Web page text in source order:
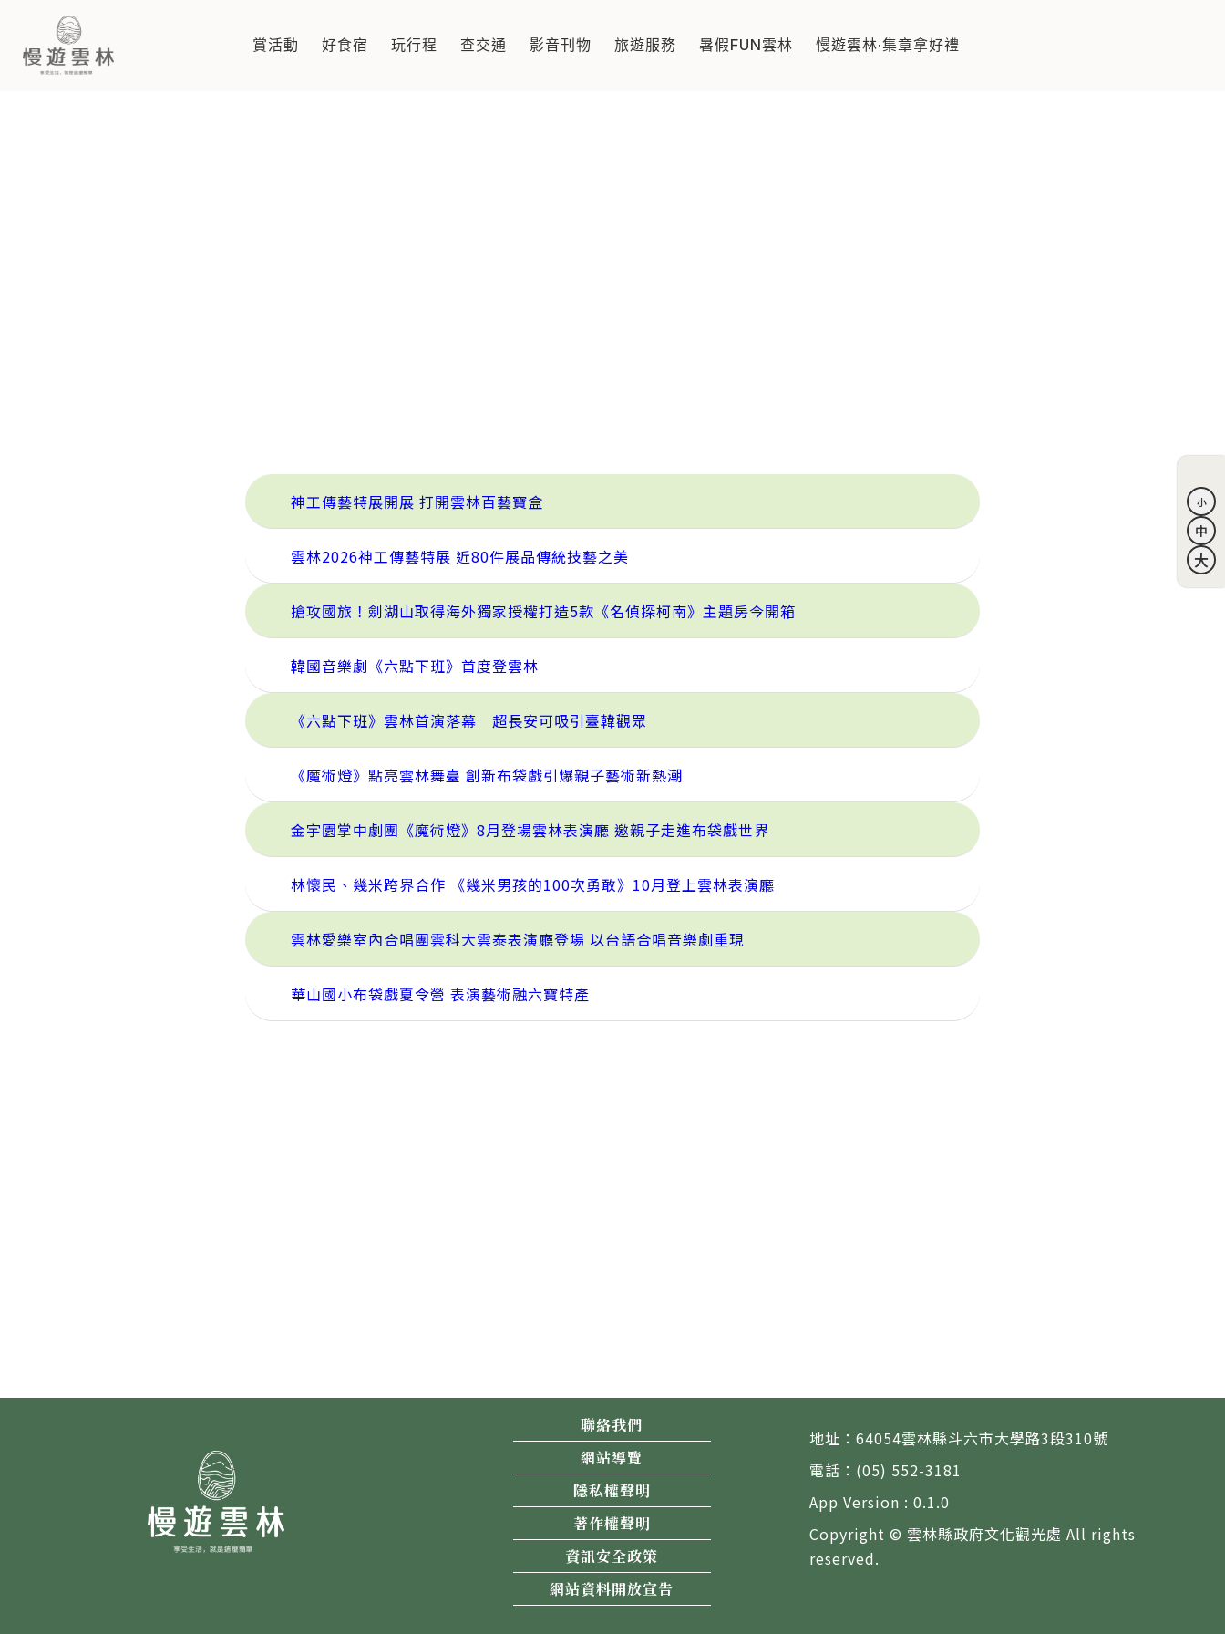
神工傳藝特展開展 打開雲林百藝寶盒
賞活動 好食宿 玩行程 查交通 影音刊物 旅遊服務 暑假FUN雲林 慢遊雲林·集章拿好禮
神工傳藝特展開展 打開雲林百藝寶盒
雲林2026神工傳藝特展 近80件展品傳統技藝之美
搶攻國旅！劍湖山取得海外獨家授權打造5款《名偵探柯南》主題房今開箱
韓國音樂劇《六點下班》首度登雲林
《六點下班》雲林首演落幕 超長安可吸引臺韓觀眾
《魔術燈》點亮雲林舞臺 創新布袋戲引爆親子藝術新熱潮
金宇園掌中劇團《魔術燈》8月登場雲林表演廳 邀親子走進布袋戲世界
林懷民、幾米跨界合作 《幾米男孩的100次勇敢》10月登上雲林表演廳
雲林愛樂室內合唱團雲科大雲泰表演廳登場 以台語合唱音樂劇重現
華山國小布袋戲夏令營 表演藝術融六寶特產
聯絡我們
網站導覽
隱私權聲明
著作權聲明
資訊安全政策
網站資料開放宣告
地址：64054雲林縣斗六市大學路3段310號
電話：(05) 552-3181
App Version : 0.1.0
Copyright © 雲林縣政府文化觀光處 All rights
reserved.